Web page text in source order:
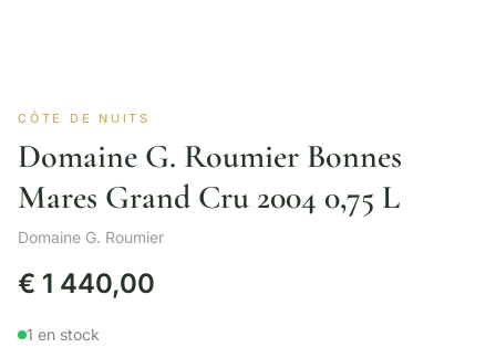
CÔTE DE NUITS
Domaine G. Roumier Bonnes
Mares Grand Cru 2004 0,75 L
Domaine G. Roumier
€ 1 440,00
1 en stock